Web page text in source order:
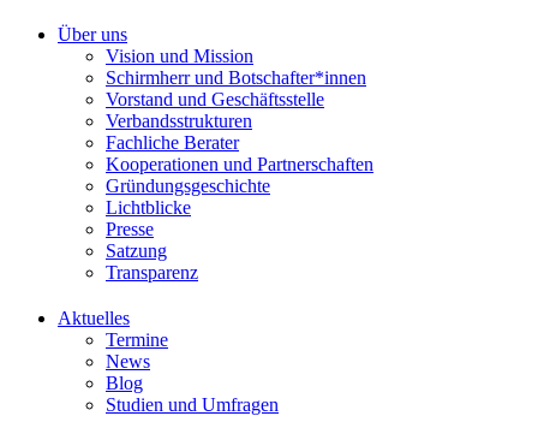
Über uns
Vision und Mission
Schirmherr und Botschafter*innen
Vorstand und Geschäftsstelle
Verbandsstrukturen
Fachliche Berater
Kooperationen und Partnerschaften
Gründungsgeschichte
Lichtblicke
Presse
Satzung
Transparenz
Aktuelles
Termine
News
Blog
Studien und Umfragen